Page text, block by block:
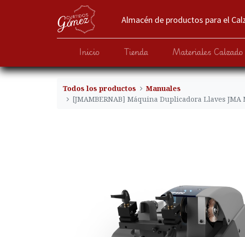
Almacén de productos para el
Inicio Tienda Materiales Calzado
Todos los productos
Manuales
[JMAMBERNAB] Máquina Duplicadora Llaves JMA